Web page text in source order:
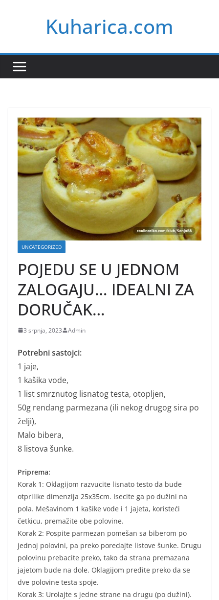
Kuharica.com
UNCATEGORIZED
POJEDU SE U JEDNOM
ZALOGAJU… IDEALNI ZA
DORUČAK…
3 srpnja, 2023 Admin
Potrebni sastojci:
1 jaje,
1 kašika vode,
1 list smrznutog lisnatog testa, otopljen,
50g rendang parmezana (ili nekog drugog sira po
želji),
Malo bibera,
8 listova šunke.
Priprema:
Korak 1: Oklagijom razvucite lisnato testo da bude
otprilike dimenzija 25x35cm. Isecite ga po dužini na
pola. Mešavinom 1 kašike vode i 1 jajeta, koristeći
četkicu, premažite obe polovine.
Korak 2: Pospite parmezan pomešan sa biberom po
jednoj polovini, pa preko poredajte listove šunke. Drugu
polovinu prebacite preko, tako da strana premazana
jajetom bude na dole. Oklagijom pređite preko da se
dve polovine testa spoje.
Korak 3: Urolajte s jedne strane na drugu (po dužini).